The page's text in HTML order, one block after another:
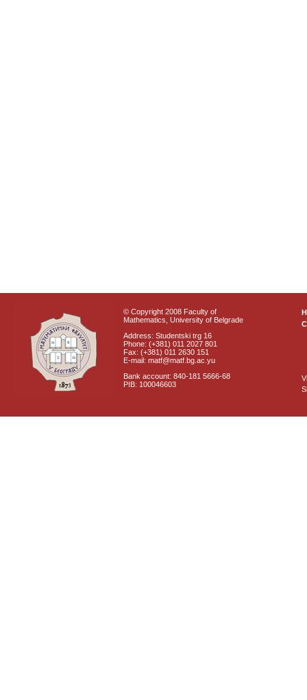
© Copyright 2008 Faculty of
Mathematics, University of Belgrade
Address: Studentski trg 16
Phone: (+381) 011 2027 801
Fax: (+381) 011 2630 151
E-mail: matf@matf.bg.ac.yu
Bank account: 840-181 5666-68
PIB: 100046603